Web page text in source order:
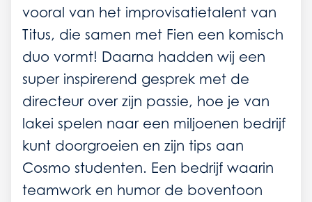
vooral van het improvisatietalent van
Titus, die samen met Fien een komisch
duo vormt! Daarna hadden wij een
super inspirerend gesprek met de
directeur over zijn passie, hoe je van
lakei spelen naar een miljoenen bedrijf
kunt doorgroeien en zijn tips aan
Cosmo studenten. Een bedrijf waarin
teamwork en humor de boventoon